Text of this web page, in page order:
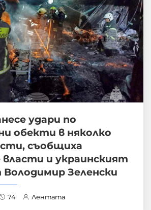
удари по
обекти в няколко
съобщиха
и украинският
Зеленски
74 Лентата